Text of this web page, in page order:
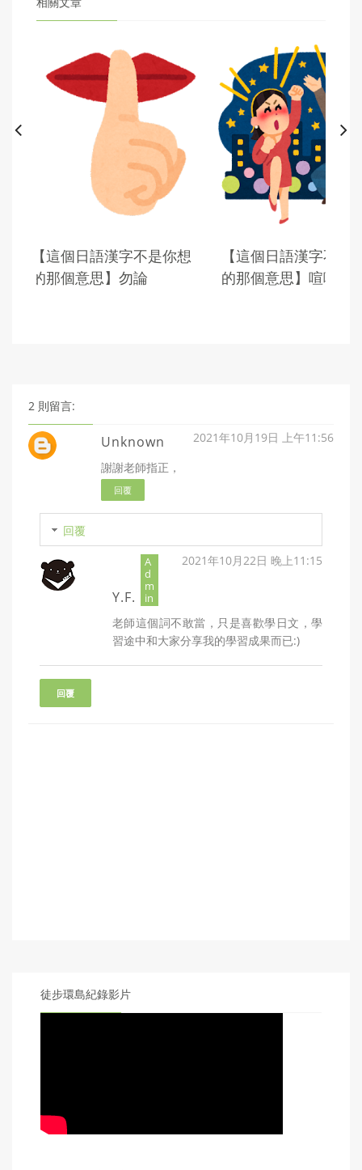
【這個日語漢字不是你想
的那個意思】勿論
【這個日語漢字不是
的那個意思】喧嘩
2 則留言:
Unknown
2021年10月19日 上午11:56
謝謝老師指正，
回覆
回覆
Y.F.
2021年10月22日 晚上11:15
老師這個詞不敢當，只是喜歡學日文，學
習途中和大家分享我的學習成果而已:)
回覆
徒步環島紀錄影片